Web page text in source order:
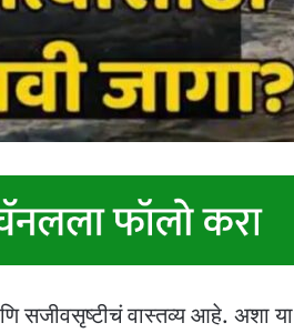
सजीवसृष्टीचं वास्तव्य आहे. अशा या